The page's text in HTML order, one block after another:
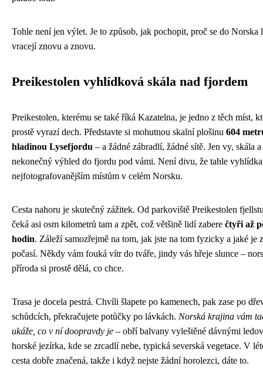
Tohle není jen výlet. Je to způsob, jak pochopit, proč se do Norska
vracejí znovu a znovu.
Preikestolen vyhlídková skála nad fjordem
Preikestolen, kterému se také říká Kazatelna, je jedno z těch míst,
prostě vyrazí dech. Představte si mohutnou skalní plošinu 604
hladinou Lysefjordu – a žádné zábradlí, žádné sítě. Jen vy, skála a
nekonečný výhled do fjordu pod vámi. Není divu, že tahle
nejfotografovanějším místům v celém Norsku.
Cesta nahoru je skutečný zážitek. Od parkoviště Preikestolen
čeká asi osm kilometrů tam a zpět, což většině lidí zabere čtyři až
hodin. Záleží samozřejmě na tom, jak jste na tom fyzicky a jaké je
počasí. Někdy vám fouká vítr do tváře, jindy vás hřeje slunce –
příroda si prostě dělá, co chce.
Trasa je docela pestrá. Chvíli šlapete po kamenech, pak zase po
schůdcích, překračujete potůčky po lávkách. Norská krajina vám
ukáže, co v ní doopravdy je – obří balvany vyleštěné dávnými
horské jezírka, kde se zrcadlí nebe, typická severská vegetace. V
cesta dobře značená, takže i když nejste žádní horolezci, dáte to.